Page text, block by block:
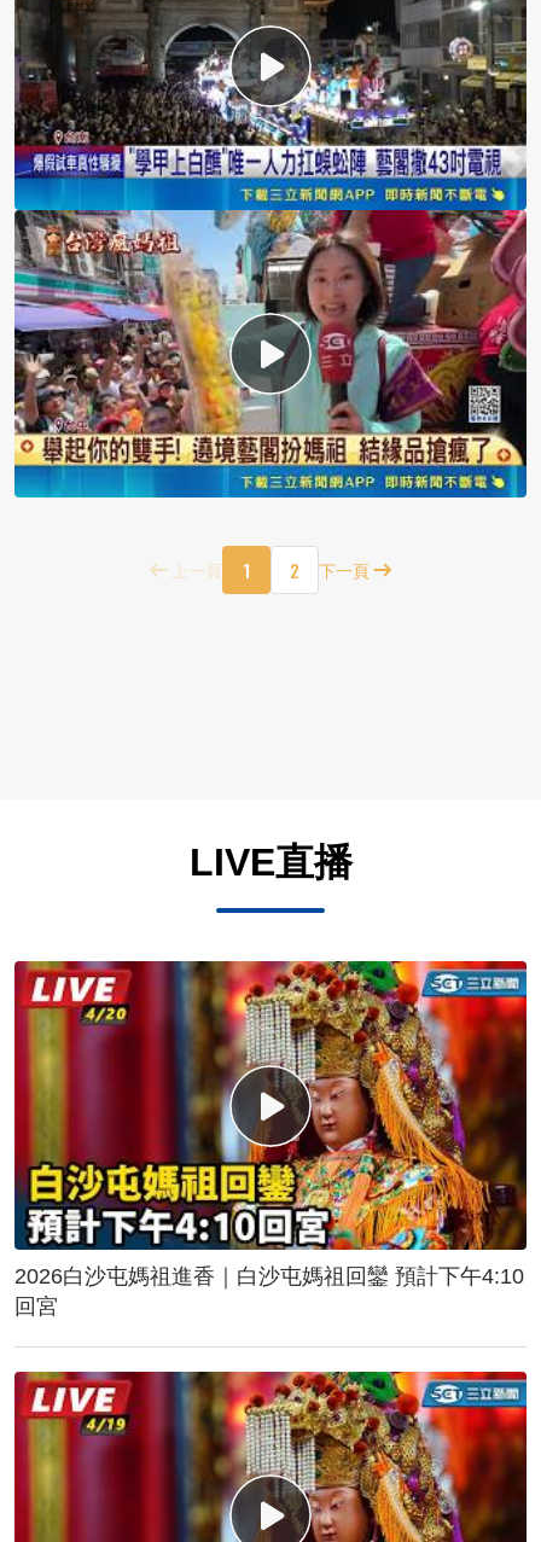
上一頁 1 2 下一頁
LIVE直播
2026白沙屯媽祖進香｜白沙屯媽祖回鑾 預計下午4:10
回宮